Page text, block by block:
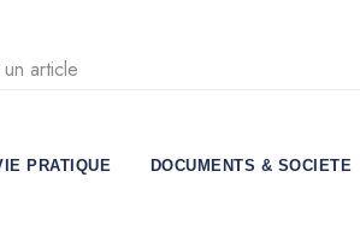
PRATIQUE DOCUMENTS & SOCIETE